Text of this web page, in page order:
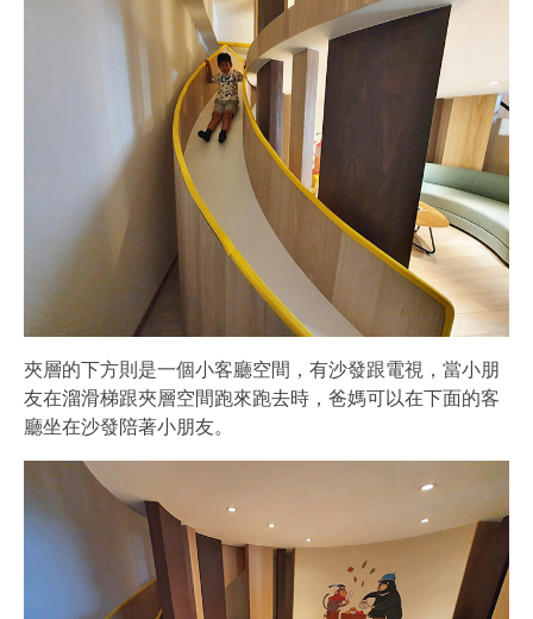
夾層的下方則是一個小客廳空間，有沙發跟電視，當小朋
友在溜滑梯跟夾層空間跑來跑去時，爸媽可以在下面的客
廳坐在沙發陪著小朋友。